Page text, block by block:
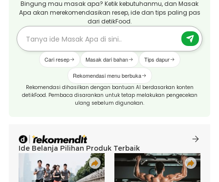
Bingung mau masak apa? Ketik kebutuhanmu, dan Masak
Apa akan merekomendasikan resep, ide dan tips paling pas
dari detikFood.
Cari resep Masak dari bahan Tips dapur
Rekomendasi menu berbuka
Rekomendasi dihasilkan dengan bantuan AI berdasarkan konten
detikFood. Pembaca disarankan untuk tetap melakukan pengecekan
ulang sebelum digunakan.